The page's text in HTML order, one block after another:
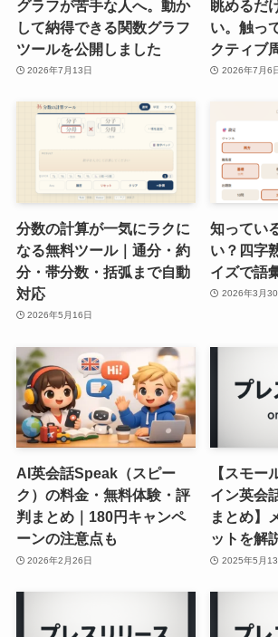
グラフが苦手な人へ。動か
して納得できる関数グラフ
ツールを公開しました
2026年7月13日
眺めるだ
い。触っ
クティブ
2026年7月6
分数の計算が一気にラクに
なる無料ツール｜通分・約
分・帯分数・括弧まで自動
対応
2026年5月16日
知ってい
い？四字
イズで語
2026年3月30
AI英会話Speak（スピー
ク）の料金・無料体験・評
判まとめ｜180円キャンペ
ーンの注意点も
2026年2月26日
【スモー
イン英会
まとめ】
ットを解
2025年5月13